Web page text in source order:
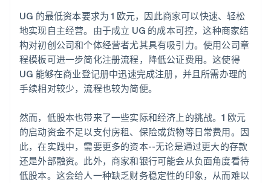
UG 的最低资本要求为 1 欧元，因此商家可以快速、轻松
地实现自主经营。由于成立 UG 的成本可控，这种商家结
构对初创公司和个体经营者尤其具有吸引力。使用公司章
程模板可进一步简化注册流程，降低公证费用。这使得
UG 能够在商业登记册中迅速完成注册，并且所需办理的
手续相对较少，流程也较为简便。
然而，低股本也带来了一些实际和经济上的挑战。1 欧元
的启动资金不足以支付房租、保险或货物等日常费用。因
此，在实践中，需要更多的资本--无论是通过更大的存款
还是外部融资。此外，商家和银行可能会从负面角度看待
低股本。这会给人一种缺乏财务稳定性的印象，从而难以